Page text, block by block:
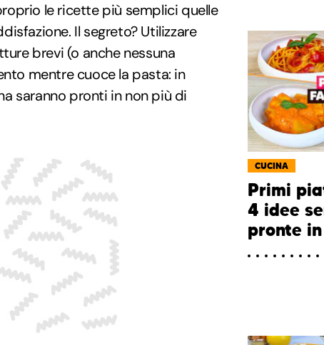
le ricette più semplici quelle
Il segreto? Utilizzare
brevi (o anche nessuna
mentre cuoce la pasta: in
saranno pronti in non più di
CUCINA
Primi
4 idee
pronte